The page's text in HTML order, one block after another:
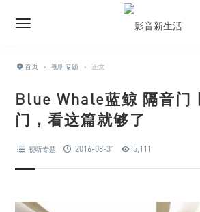
首页 › 视听专题 › 正文
Blue Whale蓝鲸 隔音门
门，看这篇就够了
视听专题 2016-08-31 5,111